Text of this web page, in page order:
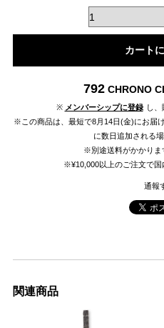
カート
792 CHRONO
※ メンバーシップに登録 し、
※この商品は、最短で8月14日(金)にお届
に数日追加される
※別途送料がかかりま
※¥10,000以上のご注文で国
通報
関連商品